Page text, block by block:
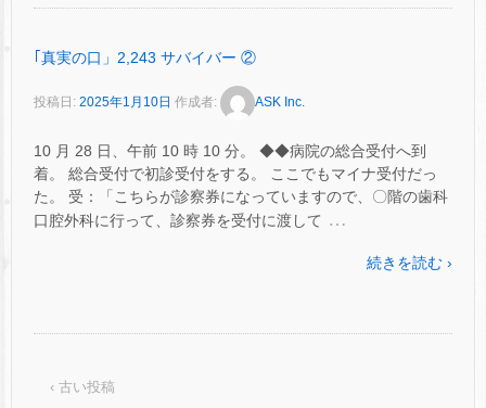
｢真実の口」2,243 サバイバー ②
投稿日: 2025年1月10日 作成者: ASK Inc.
10 月 28 日、午前 10 時 10 分。 ◆◆病院の総合受付へ到
着。 総合受付で初診受付をする。 ここでもマイナ受付だっ
た。 受：「こちらが診察券になっていますので、〇階の歯科
口腔外科に行って、診察券を受付に渡して …
続きを読む ›
‹ 古い投稿